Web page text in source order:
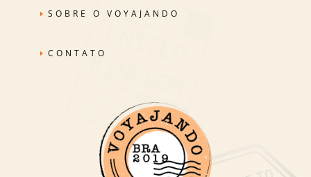
SOBRE O VOYAJANDO
CONTATO